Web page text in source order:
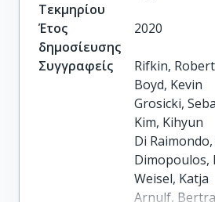
Τεκμηρίου
Έτος
δημοσίευσης
2020
Συγγραφείς
Rifkin,
Boyd, Kevin
Grosicki,
Kim, Kihyun
Di
Dimopoulos,
Weisel, Katja
Arnulf,